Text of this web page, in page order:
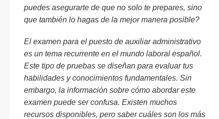
puedes asegurarte de que no solo te prepares, sino
que también lo hagas de la mejor manera posible?
El examen para el puesto de auxiliar administrativo
es un tema recurrente en el mundo laboral español.
Este tipo de pruebas se diseñan para evaluar tus
habilidades y conocimientos fundamentales. Sin
embargo, la información sobre cómo abordar este
examen puede ser confusa. Existen muchos
recursos disponibles, pero saber cuáles son los más